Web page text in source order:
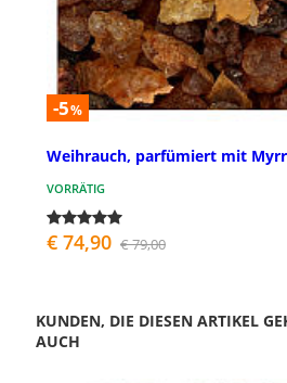
-5%
Weihrauch, parfümiert mit
VORRÄTIG
€ 74,90 € 79,00
KUNDEN, DIE DIESEN ARTIKEL
AUCH